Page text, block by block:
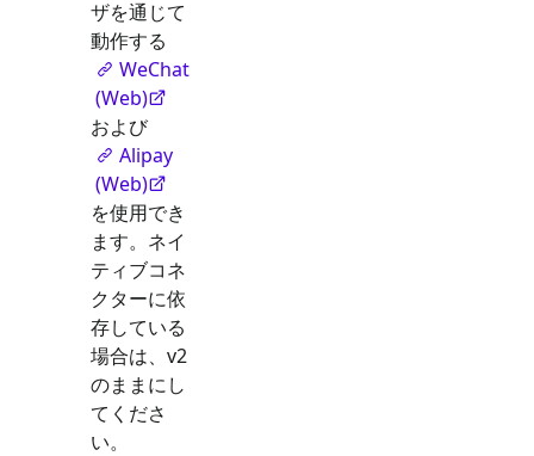
ザを通じて
動作する
WeChat
(Web)
および
Alipay
(Web)
を使用でき
ます。ネイ
ティブコネ
クターに依
存している
場合は、v2
のままにし
てくださ
い。